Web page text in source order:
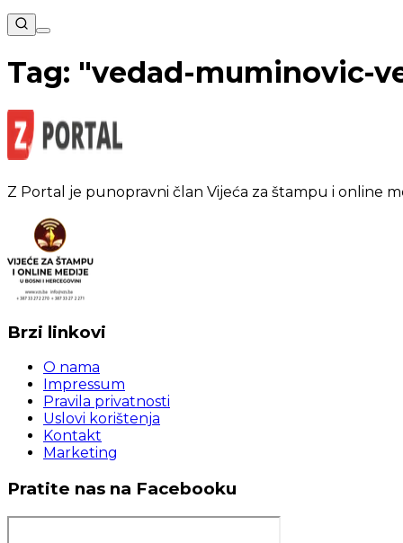
Tag: "vedad-muminovic-
Z Portal je punopravni član Vijeća za štampu i online
Brzi linkovi
O nama
Impressum
Pravila privatnosti
Uslovi korištenja
Kontakt
Marketing
Pratite nas na Facebooku